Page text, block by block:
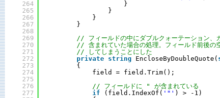
264
265
266
267
268
269
270
271
272
273
274
275
276
277
}
}
}
}
// フィールドの中にダブルクォーテーション、
// 含まれていた場合の処理。フィールド前後の
// してしまうことにした
private string EncloseByDoubleQuote(
{
field = field.Trim();
// フィールドに " が含まれている
if
(field.IndexOf( '"' ) > -1)